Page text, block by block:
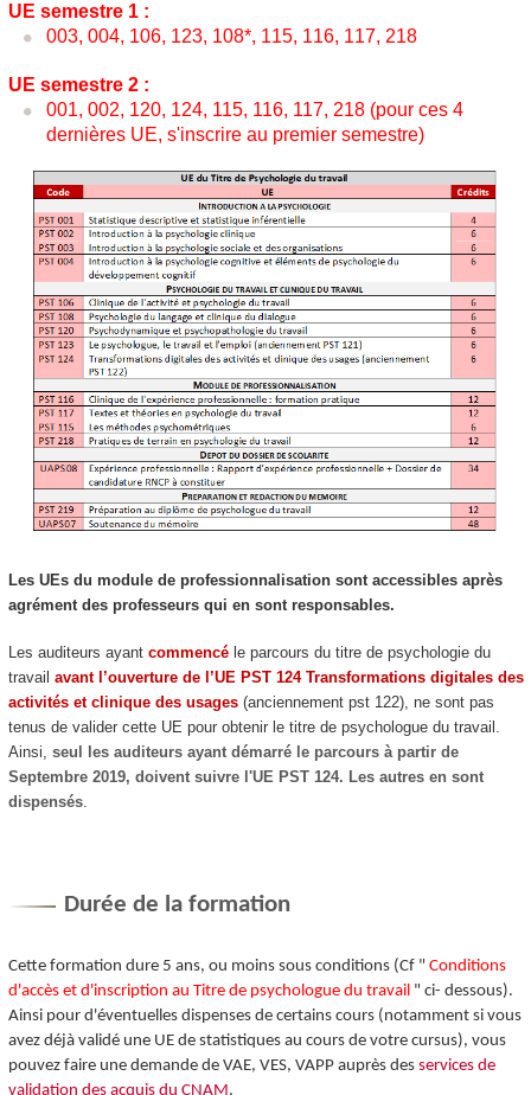
UE semestre 1 :
003, 004, 106, 123, 108*, 115, 116, 117, 218
UE semestre 2 :
001, 002, 120, 124, 115, 116, 117, 218 (pour ces 4
dernières UE, s'inscrire au premier semestre)
Les UEs du module de professionnalisation sont accessibles après
agrémentdes professeurs qui en sont responsables.
Les auditeurs ayant commencéle parcours du titre de psychologie du
travail avant l’ouverture de l’UE PST 124 Transformations digitales des
activités et clinique des usages(anciennement pst 122), ne sont pas
tenus de valider cette UE pour obtenir le titre de psychologue du travail.
Ainsi, seul les auditeurs ayant démarré le parcours à partir de
Septembre 2019, doivent suivre l'UE PST 124. Les autres en sont
dispensés.
Durée de la formation
Cette formation dure 5 ans, ou moins sous conditions (Cf " Conditions
d'accès et d'inscription au Titre de psychologue du travail " ci- dessous).
Ainsi pour d'éventuelles dispenses de certains cours (notamment si vous
avez déjà validé une UE de statistiques au cours de votre cursus), vous
pouvez faire une demande de VAE, VES, VAPPauprès des services de
validation des acquis du CNAM .